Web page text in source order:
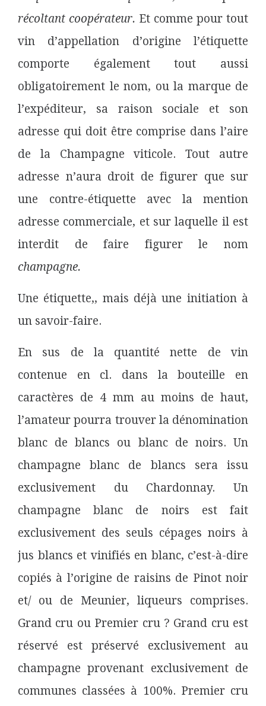
récoltant coopérateur. Et comme pour tout
vin d’appellation d’origine l’étiquette
comporte également tout aussi
obligatoirement le nom, ou la marque de
l’expéditeur, sa raison sociale et son
adresse qui doit être comprise dans l’aire
de la Champagne viticole. Tout autre
adresse n’aura droit de figurer que sur
une contre-étiquette avec la mention
adresse commerciale, et sur laquelle il est
interdit de faire figurer le nom
champagne.
Une étiquette,, mais déjà une initiation à
un savoir-faire.
En sus de la quantité nette de vin
contenue en cl. dans la bouteille en
caractères de 4 mm au moins de haut,
l’amateur pourra trouver la dénomination
blanc de blancs ou blanc de noirs. Un
champagne blanc de blancs sera issu
exclusivement du Chardonnay. Un
champagne blanc de noirs est fait
exclusivement des seuls cépages noirs à
jus blancs et vinifiés en blanc, c’est-à-dire
copiés à l’origine de raisins de Pinot noir
et/ ou de Meunier, liqueurs comprises.
Grand cru ou Premier cru ? Grand cru est
réservé est préservé exclusivement au
champagne provenant exclusivement de
communes classées à 100%. Premier cru